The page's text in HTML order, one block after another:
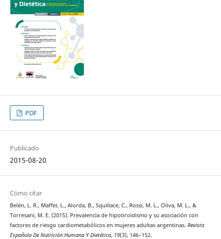
PDF
Publicado
2015-08-20
Cómo citar
Belén, L. R., Maffei, L., Alorda, B., Squillace, C., Rossi, M. L., Oliva, M. L., &
Torresani, M. E. (2015). Prevalencia de hipotiroidismo y su asociación con
factores de riesgo cardiometabólicos en mujeres adultas argentinas. Revista
Española De Nutrición Humana Y Dietética, 19(3), 146–152.